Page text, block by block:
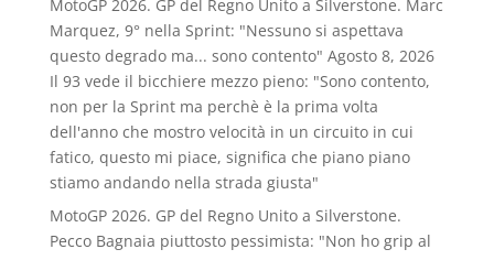
MotoGP 2026. GP del Regno Unito a Silverstone. Marc
Marquez, 9° nella Sprint: "Nessuno si aspettava
questo degrado ma... sono contento" Agosto 8, 2026
Il 93 vede il bicchiere mezzo pieno: "Sono contento,
non per la Sprint ma perchè è la prima volta
dell'anno che mostro velocità in un circuito in cui
fatico, questo mi piace, significa che piano piano
stiamo andando nella strada giusta"
MotoGP 2026. GP del Regno Unito a Silverstone.
Pecco Bagnaia piuttosto pessimista: "Non ho grip al